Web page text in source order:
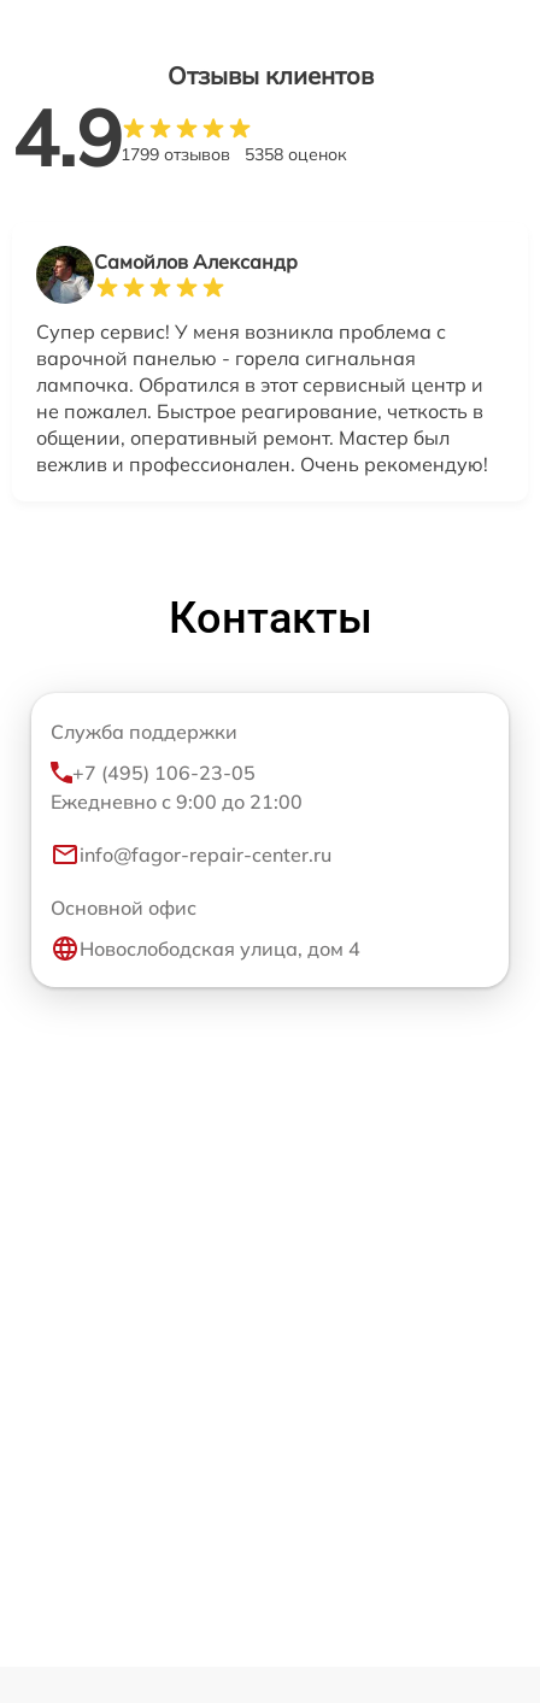
Отзывы клиентов
4.91799 отзывов 5358 оценок
Самойлов Александр
Супер сервис! У меня возникла проблема с
варочной панелью - горела сигнальная
лампочка. Обратился в этот сервисный центр и
не пожалел. Быстрое реагирование, четкость в
общении, оперативный ремонт. Мастер был
вежлив и профессионален. Очень рекомендую!
Контакты
Служба поддержки
+7 (495) 106-23-05
Ежедневно с 9:00 до 21:00
info@fagor-repair-center.ru
Основной офис
Новослободская улица, дом 4